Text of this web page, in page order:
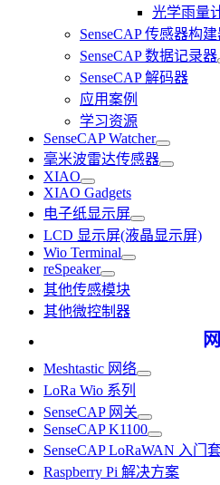
光学雨量
SenseCAP 传感器构
SenseCAP 数据记录器
SenseCAP 解码器
应用案例
学习资源
SenseCAP Watcher
毫米波雷达传感器
XIAO
XIAO Gadgets
电子纸显示屏
LCD 显示屏(液晶显示屏)
Wio Terminal
reSpeaker
其他传感模块
其他微控制器
Meshtastic 网络
LoRa Wio 系列
SenseCAP 网关
SenseCAP K1100
SenseCAP LoRaWAN 入门
Raspberry Pi 解决方案